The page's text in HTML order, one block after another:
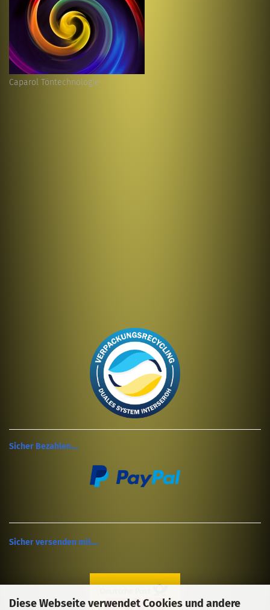
Diese Webseite verwendet Cookies und andere
Caparol Töntechnologie
Sicher Bezahlen....
Sicher versenden mit....